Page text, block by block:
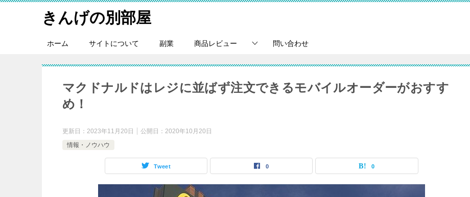
きんげの別部屋
ホーム サイトについて 副業 商品レビュー 問い合わせ
マクドナルドはレジに並ばず注文できるモバイルオーダーがおすす
め！
更新日： 2023年11月20日 公開日： 2020年10月20日
情報・ノウハウ
Tweet 0 0